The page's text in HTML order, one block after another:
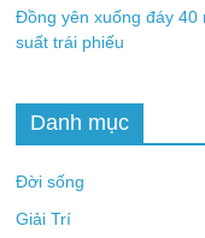
Đồng yên xuống đáy 40
suất trái phiếu
Danh mục
Đời sống
Giải Trí